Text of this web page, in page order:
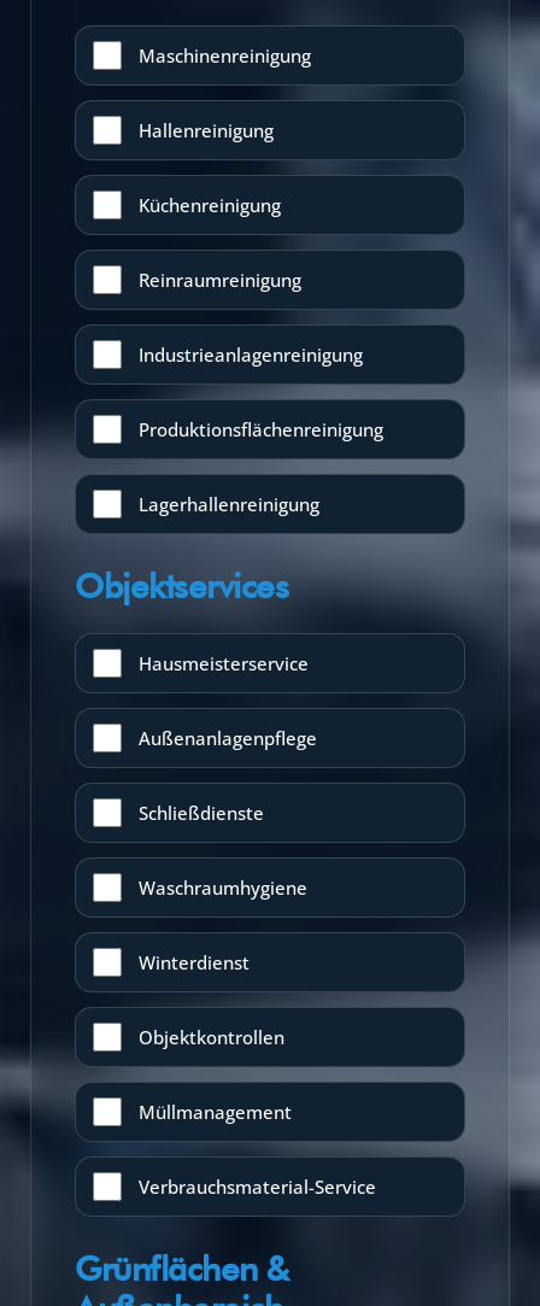
Maschinenreinigung
Hallenreinigung
Küchenreinigung
Reinraumreinigung
Industrieanlagenreinigung
Produktionsflächenreinigung
Lagerhallenreinigung
Objektservices
Hausmeisterservice
Außenanlagenpflege
Schließdienste
Waschraumhygiene
Winterdienst
Objektkontrollen
Müllmanagement
Verbrauchsmaterial-Service
Grünflächen &